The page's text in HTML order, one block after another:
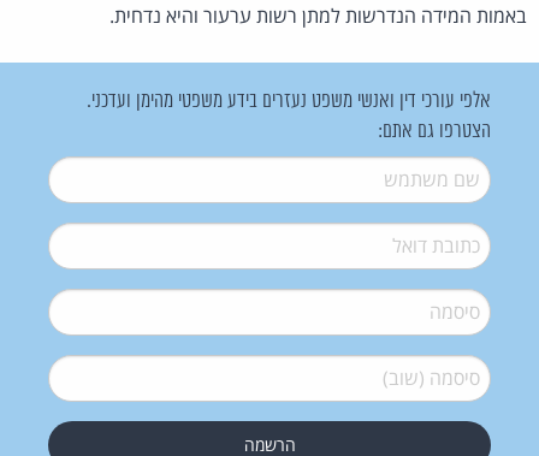
באמות המידה הנדרשות למתן רשות ערעור והיא נדחית.
אלפי עורכי דין ואנשי משפט נעזרים בידע משפטי מהימן ועדכני.
הצטרפו גם אתם:
שם משתמש*
דואל*
סיסמה*
סיסמה (שוב)*